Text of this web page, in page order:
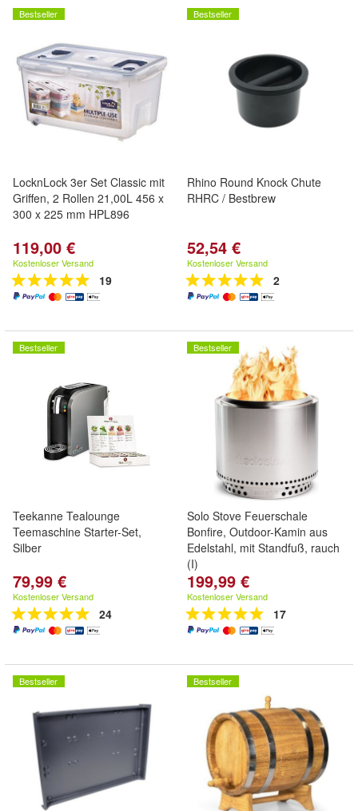
Bestseller
LocknLock 3er Set Classic mit
Griffen, 2 Rollen 21,00L 456 x
300 x 225 mm HPL896
119,00 €
Kostenloser Versand
19
Bestseller
Rhino Round Knock Chute
RHRC / Bestbrew
52,54 €
Kostenloser Versand
2
Bestseller
Teekanne Tealounge
Teemaschine Starter-Set,
Silber
79,99 €
Kostenloser Versand
24
Bestseller
Solo Stove Feuerschale
Bonfire, Outdoor-Kamin aus
Edelstahl, mit Standfuß, rauch
(I)
199,99 €
Kostenloser Versand
17
Bestseller Bestseller